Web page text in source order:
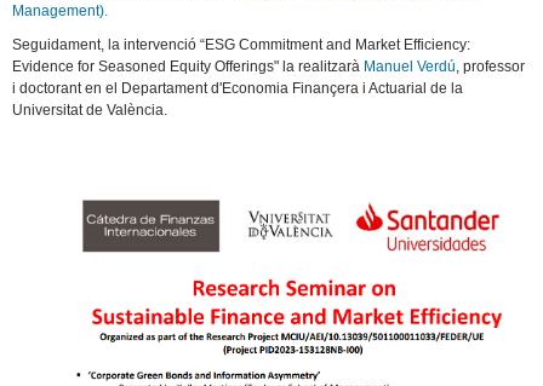
Management).
Seguidament, la intervenció “ESG Commitment and Market Efficiency:
Evidence for Seasoned Equity Offerings" la realitzarà Manuel Verdú, professor
i doctorant en el Departament d'Economia Finançera i Actuarial de la
Universitat de València.